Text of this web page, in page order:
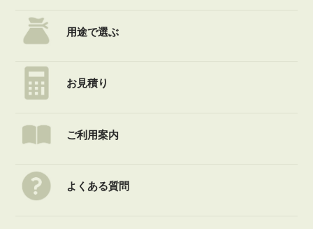
用途で選ぶ
お見積り
ご利用案内
よくある質問